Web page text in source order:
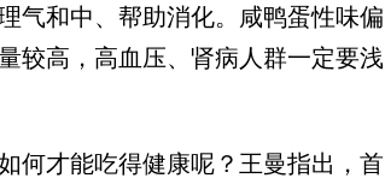
气和中、帮助消化。咸鸭蛋性味偏
较高，高血压、肾病人群一定要浅
才能吃得健康呢？王曼指出，首